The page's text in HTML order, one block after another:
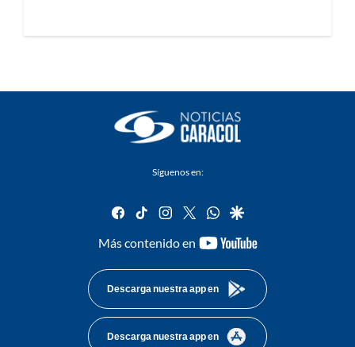
Síguenos en:
facebook
tiktok instagram
twitterwhatsapp
google
Más contenido en
youtube-
Descarga nuestra app en
Descarga nuestra app en